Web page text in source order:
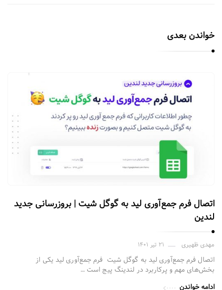
خواندن بعدی
اتصال فرم ‌جمع‌آوری لید به گوگل شیت | بروزرسانی جدید
لندین
مهدی ظهیری ۲۱ تیر ۱۴۰۱
اتصال فرم ‌جمع‌آوری لید به گوگل شیت فرم جمع‌آوری لید یکی از
بخش‌های مهم و پرکاربرد در لندینگ پیج است …
ادامه خواندن